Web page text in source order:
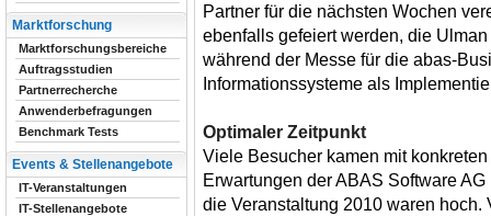
Partner für die nächsten Wochen
ebenfalls gefeiert werden, die
während der Messe für die abas-
Informationssysteme als
Optimaler Zeitpunkt
Viele Besucher kamen mit
Erwartungen der ABAS Software
die Veranstaltung 2010 waren hoch.
Marktforschung
Marktforschungsbereiche
Auftragsstudien
Partnerrecherche
Anwenderbefragungen
Benchmark Tests
Events & Stellenangebote
IT-Veranstaltungen
IT-Stellenangebote